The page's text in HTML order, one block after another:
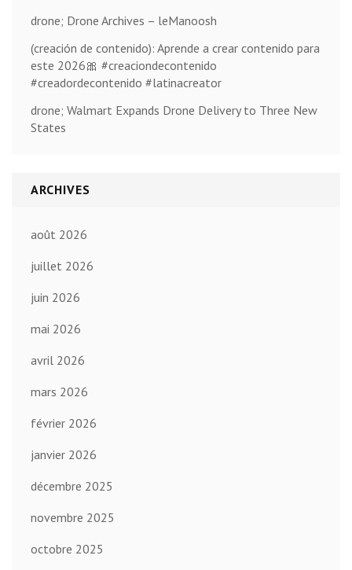
drone; Drone Archives – leManoosh
(creación de contenido): Aprende a crear contenido para
este 2026🎀 #creaciondecontenido
#creadordecontenido #latinacreator
drone; Walmart Expands Drone Delivery to Three New
States
ARCHIVES
août 2026
juillet 2026
juin 2026
mai 2026
avril 2026
mars 2026
février 2026
janvier 2026
décembre 2025
novembre 2025
octobre 2025